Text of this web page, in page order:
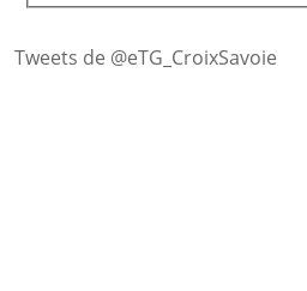
Tweets de @eTG_CroixSavoie